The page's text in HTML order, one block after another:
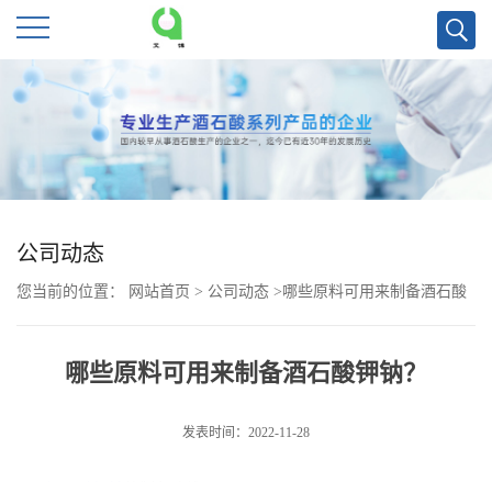
公
首
页
公
公司动态
您当前的位置： 网站首页 > 公司动态 >哪些原料可用来制备酒石酸
哪些原料可用来制备酒石酸钾钠？
发表时间：2022-11-28